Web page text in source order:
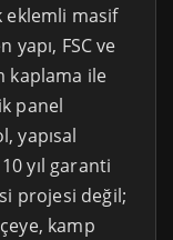
eklemli masif
FSC ve
kaplama ile
panel
yapısal
yıl garanti
projesi değil;
kamp